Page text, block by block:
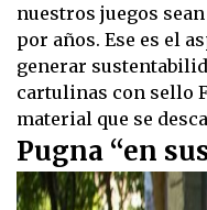
nuestros juegos
por años. Ese es el
generar
cartulinas con sello
material que se
Pugna “en